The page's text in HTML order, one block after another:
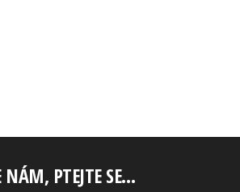
NÁM, PTEJTE SE…